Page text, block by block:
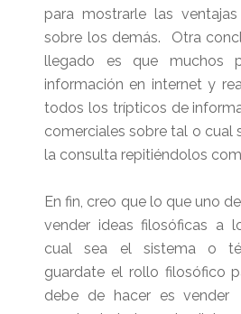
para mostrarle las
sobre los demás. Otra
llegado es que muchos
información en internet y
todos los trípticos de
comerciales sobre tal o cual
la consulta repitiéndolos
En fin, creo que lo que uno
vender ideas filosóficas a
cual sea el sistema o
guardate el rollo filosófico
debe de hacer es vender